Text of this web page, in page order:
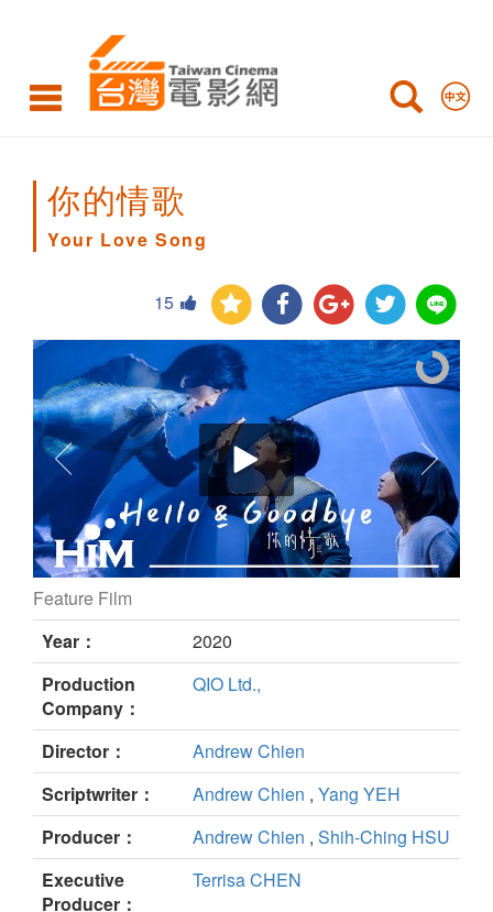
Song
你的情歌
Your Love Song
15
Your Love Song still
Feature Film
Year：
2020
Production
Company：
QIO Ltd.,
Director：
Andrew Chien
Scriptwriter：
Andrew Chien , Yang YEH
Producer：
Andrew Chien , Shih-Ching HSU
Executive
Producer：
Terrisa CHEN